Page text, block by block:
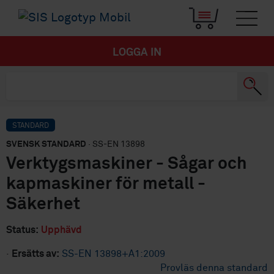
LOGGA IN
STANDARD
SVENSK STANDARD · SS-EN 13898
Verktygsmaskiner - Sågar och
kapmaskiner för metall -
Säkerhet
Status: Upphävd
· Ersätts av: SS-EN 13898+A1:2009
Provläs denna standard